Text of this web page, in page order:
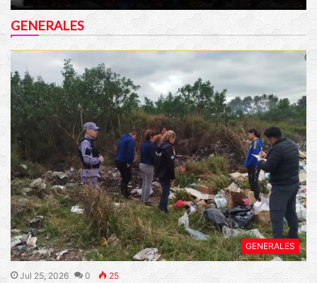
GENERALES
GENERALES
Jul 25, 2026 0 25